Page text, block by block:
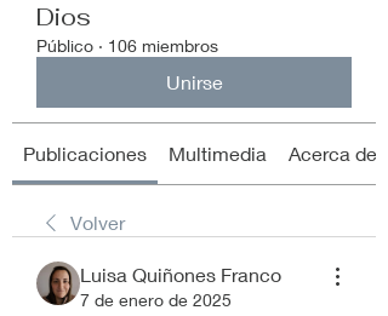
Dios
Público · 106 miembros
Unirse
Publicaciones Multimedia Acerca de
Volver
Luisa Quiñones Franco
7 de enero de 2025